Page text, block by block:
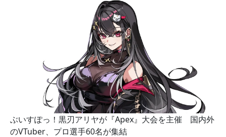
ぶいすぽっ！黒刃アリヤが『Apex』大会を主催 国内外
のVTuber、プロ選手60名が集結